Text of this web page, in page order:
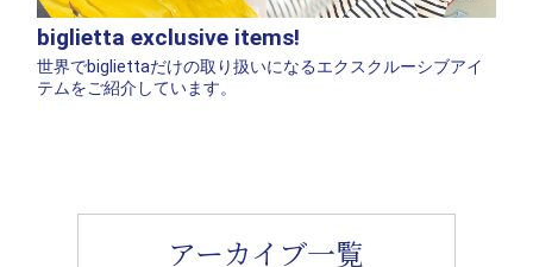
biglietta exclusive items!
世界でbigliettaだけの取り扱いになるエクスクルーシブアイ
テムをご紹介しています。
アーカイブ一覧